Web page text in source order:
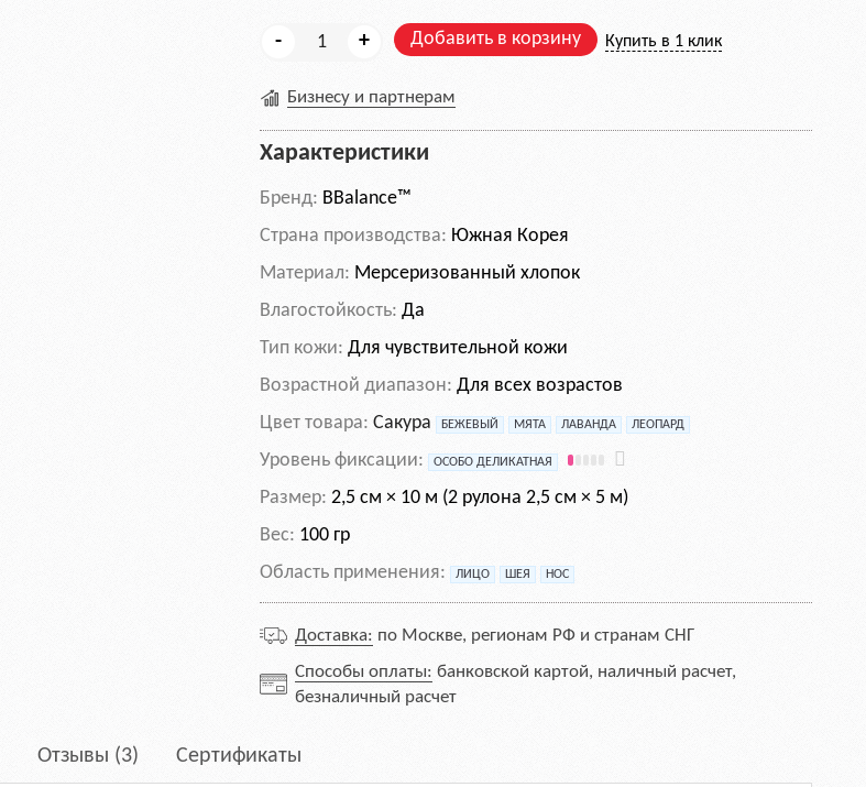
- + Добавить в корзину Купить в 1 клик
Бизнесу и партнерам
Характеристики
Бренд: BBalance™
Cтрана производства: Южная Корея
Материал: Мерсеризованный хлопок
Влагостойкость: Да
Тип кожи: Для чувствительной кожи
Возрастной диапазон: Для всех возрастов
Цвет товара:Сакура БЕЖЕВЫЙ МЯТА ЛАВАНДА ЛЕОПАРД
Уровень фиксации: ОСОБО ДЕЛИКАТНАЯ
Размер: 2,5 см × 10 м (2 рулона 2,5 см × 5 м)
Вес: 100 гр
Область применения:
ЛИЦО ШЕЯ НОС
Доставка: по Москве, регионам РФ и странам СНГ
Способы оплаты: банковской картой, наличный расчет,
безналичный расчет
Отзывы (3) Сертификаты